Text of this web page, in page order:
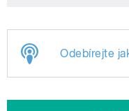
Odebírejte